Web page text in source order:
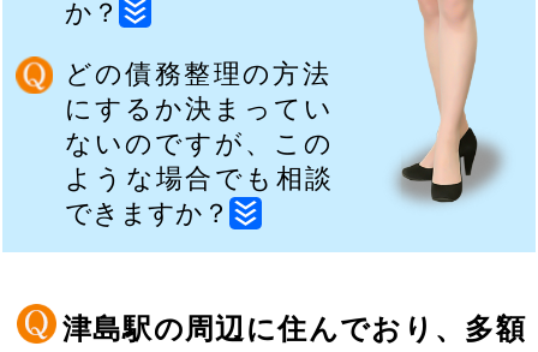
か？
どの債務整理の方法
にするか決まってい
ないのですが、この
ような場合でも相談
できますか？
津島駅の周辺に住んでおり、多額